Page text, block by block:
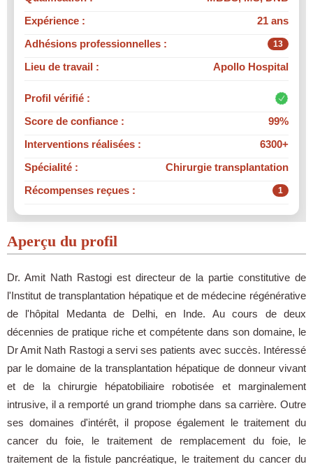
Expérience :
21 ans
Adhésions professionnelles :
13
Lieu de travail : Apollo Hospital
Profil vérifié :
Score de confiance :
99%
Interventions réalisées :
6300+
Spécialité :
Chirurgie transplantation
Récompenses reçues :
1
Aperçu du profil
Dr. Amit Nath Rastogi est directeur de la partie constitutive de
l'Institut de transplantation hépatique et de médecine régénérative
de l'hôpital Medanta de Delhi, en Inde. Au cours de deux
décennies de pratique riche et compétente dans son domaine, le
Dr Amit Nath Rastogi a servi ses patients avec succès. Intéressé
par le domaine de la transplantation hépatique de donneur vivant
et de la chirurgie hépatobiliaire robotisée et marginalement
intrusive, il a remporté un grand triomphe dans sa carrière. Outre
ses domaines d'intérêt, il propose également le traitement du
cancer du foie, le traitement de remplacement du foie, le
traitement de la fistule pancréatique, le traitement du cancer du